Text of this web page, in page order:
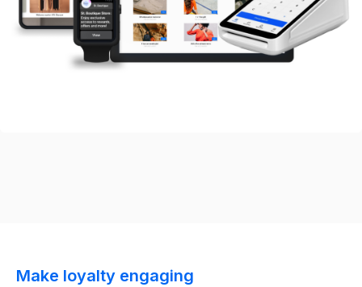
Make loyalty engaging